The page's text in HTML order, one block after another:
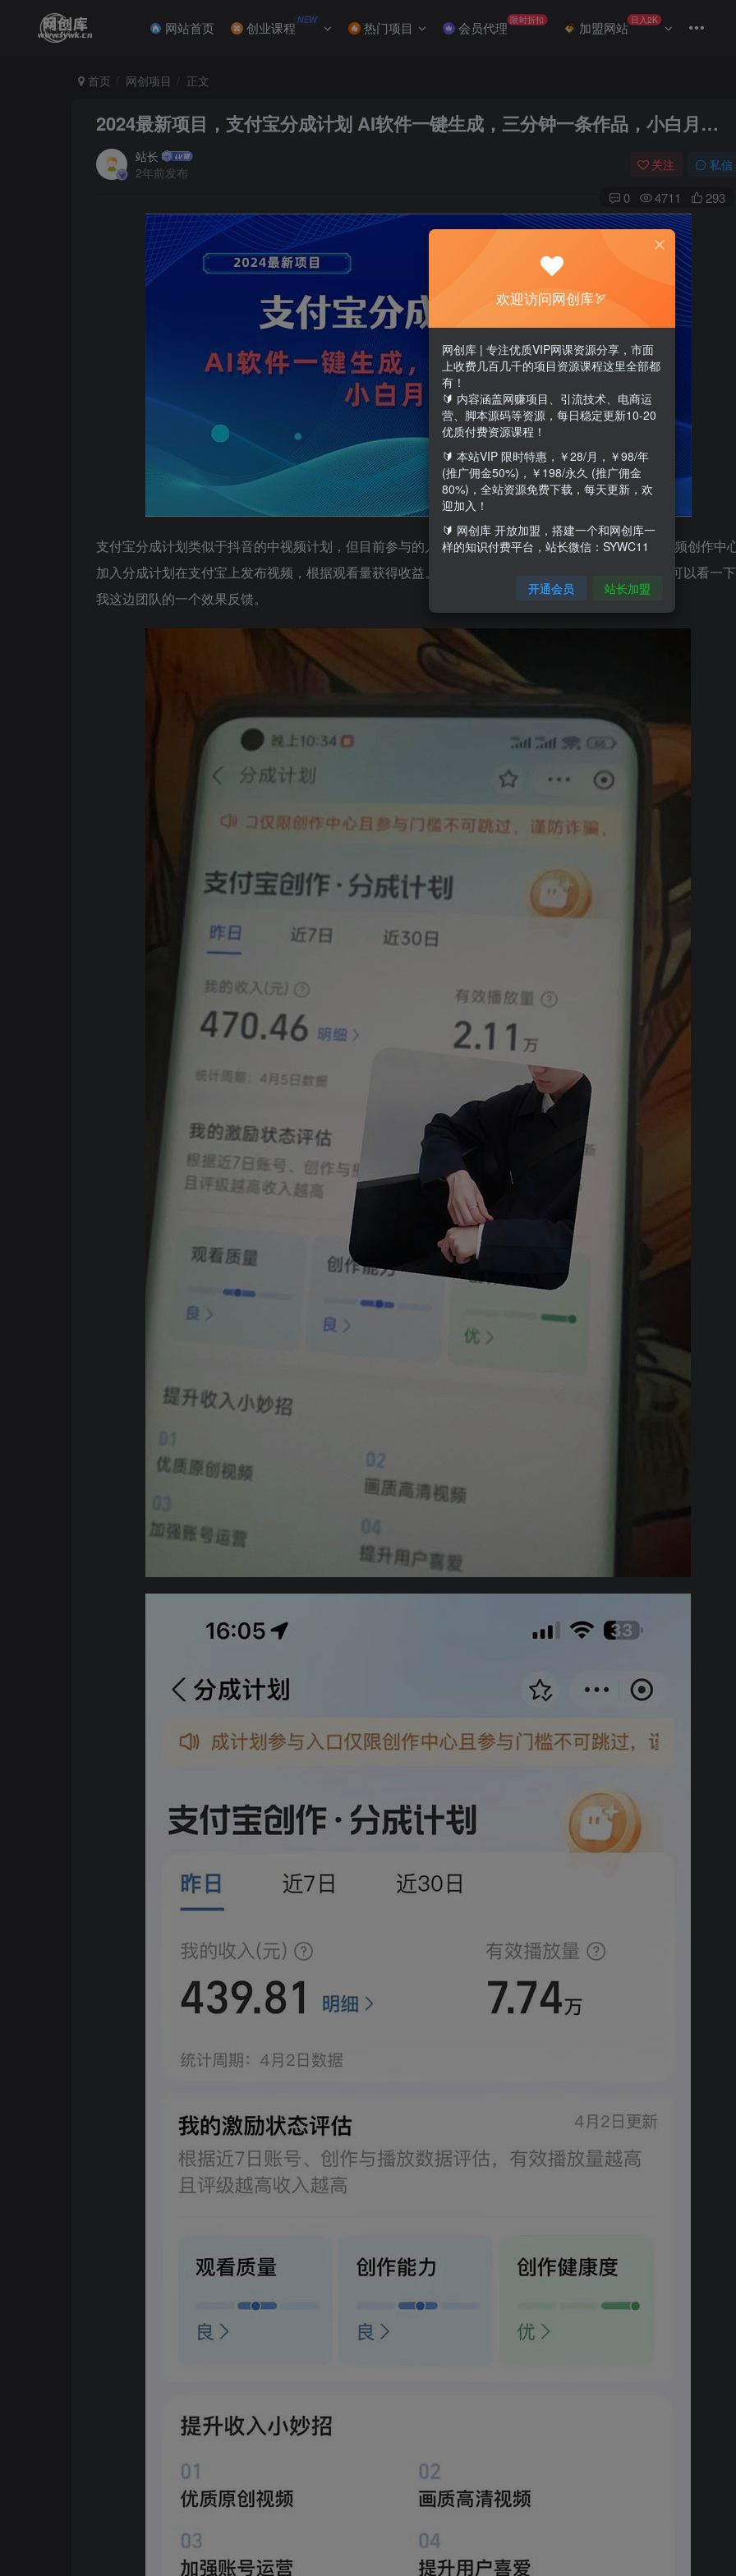
网站首页 创业课程 NEW 热门项目 会员代理 限时折扣 加盟网站 日入2K
首页 网创项目 正文
2024最新项目，支付宝分成计划 AI软件一键生成，三分钟一条作品，小白月…
站长
2年前发布
关注 私信
0 4711 293
支付宝分成计划类似于抖音的中视频计划，但目前参与的人还不多，是一个蓝海市场，通过支付宝视频创作中
加入分成计划在支付宝上发布视频，根据观看量获得收益。现在支付宝分成大约是一万播放100块。可以看一下
我这边团队的一个效果反馈。
欢迎访问网创库🏹
网创库 | 专注优质VIP网课资源分享，市面
上收费几百几千的项目资源课程这里全部都
有！
🔰 内容涵盖网赚项目、引流技术、电商运
营、脚本源码等资源，每日稳定更新10-20
优质付费资源课程！
🔰 本站VIP 限时特惠，￥28/月，￥98/年
(推广佣金50%)，￥198/永久 (推广佣金
80%)，全站资源免费下载，每天更新，欢
迎加入！
🔰 网创库 开放加盟，搭建一个和网创库一
样的知识付费平台，站长微信：SYWC11
开通会员 站长加盟